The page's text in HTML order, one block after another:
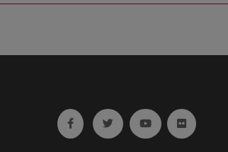
Ir a facebook (abre en ventana
Ir a twitter (abre en
Ir a YouTube
Ir a